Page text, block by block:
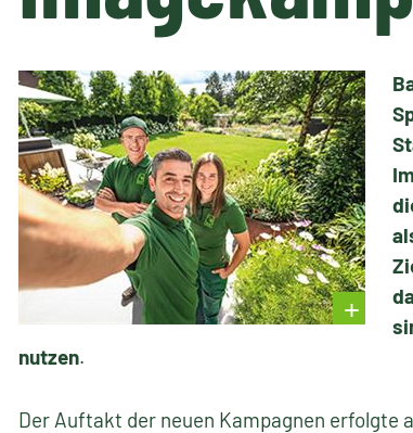
nutzen.
Der Auftakt der neuen Kampagnen erfolgte